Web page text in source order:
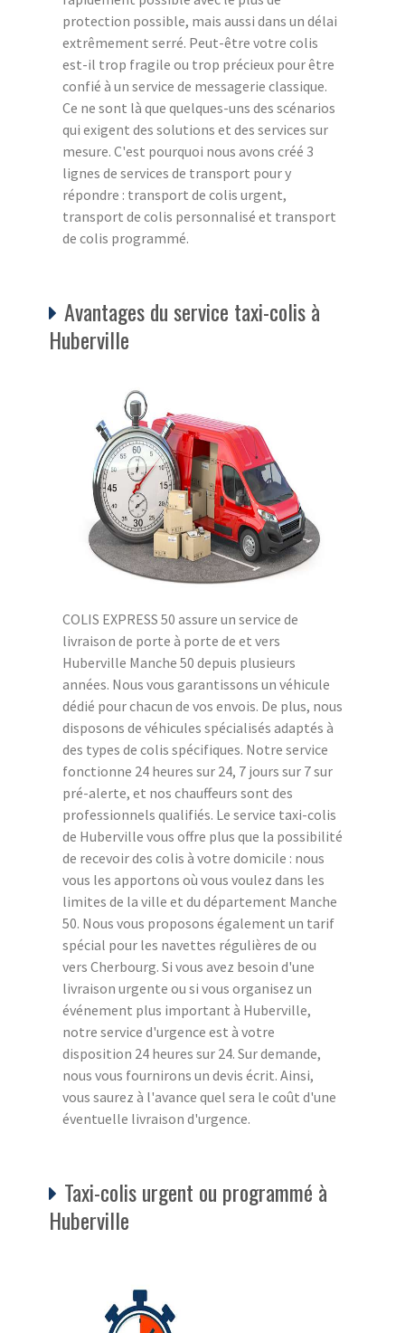
protection possible, mais aussi dans un délai
extrêmement serré. Peut-être votre colis
est-il trop fragile ou trop précieux pour être
confié à un service de messagerie classique.
Ce ne sont là que quelques-uns des scénarios
qui exigent des solutions et des services sur
mesure. C'est pourquoi nous avons créé 3
lignes de services de transport pour y
répondre : transport de colis urgent,
transport de colis personnalisé et transport
de colis programmé.
Avantages du service taxi-colis à
Huberville
COLIS EXPRESS 50 assure un service de
livraison de porte à porte de et vers
Huberville Manche 50 depuis plusieurs
années. Nous vous garantissons un véhicule
dédié pour chacun de vos envois. De plus, nous
disposons de véhicules spécialisés adaptés à
des types de colis spécifiques. Notre service
fonctionne 24 heures sur 24, 7 jours sur 7 sur
pré-alerte, et nos chauffeurs sont des
professionnels qualifiés. Le service taxi-colis
de Huberville vous offre plus que la possibilité
de recevoir des colis à votre domicile : nous
vous les apportons où vous voulez dans les
limites de la ville et du département Manche
50. Nous vous proposons également un tarif
spécial pour les navettes régulières de ou
vers Cherbourg. Si vous avez besoin d'une
livraison urgente ou si vous organisez un
événement plus important à Huberville,
notre service d'urgence est à votre
disposition 24 heures sur 24. Sur demande,
nous vous fournirons un devis écrit. Ainsi,
vous saurez à l'avance quel sera le coût d'une
éventuelle livraison d'urgence.
Taxi-colis urgent ou programmé à
Huberville